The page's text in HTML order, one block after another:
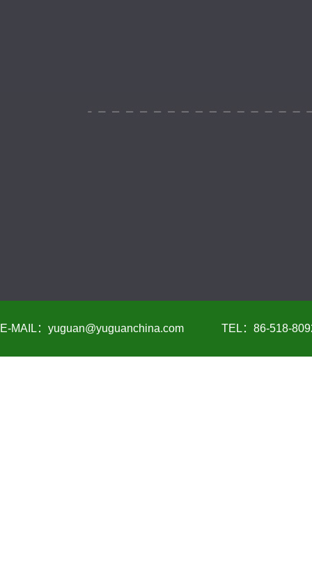
E-MAIL：yuguan@yuguanchina.com TEL：86-518-